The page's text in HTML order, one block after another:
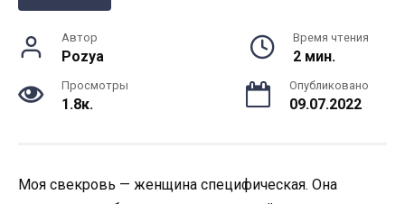
Автор
Pozya
Время чтения
2 мин.
Просмотры
1.8к.
Опубликовано
09.07.2022
Моя свекровь — женщина специфическая. Она